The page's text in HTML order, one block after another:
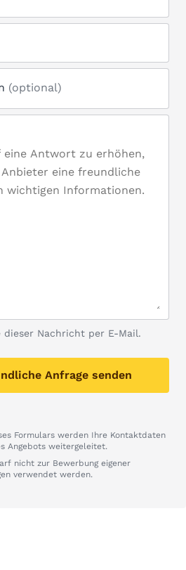
(optional)
dieser Nachricht per E-Mail.
Anfrage senden
Formulars werden Ihre Kontaktdaten
Angebots weitergeleitet.
nicht zur Bewerbung eigener
verwendet werden.